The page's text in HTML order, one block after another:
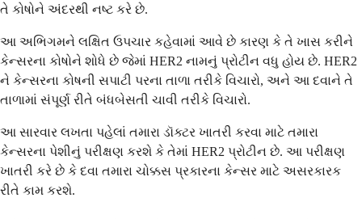
તે કોષોને અંદરથી નષ્ટ કરે છે.
આ અભિગમને લક્ષિત ઉપચાર કહેવામાં આવે છે કારણ કે તે ખાસ કરીને
કેન્સરના કોષોને શોધે છે જેમાં HER2 નામનું પ્રોટીન વધુ હોય છે. HER2
ને કેન્સરના કોષની સપાટી પરના તાળા તરીકે વિચારો, અને આ દવાને તે
તાળામાં સંપૂર્ણ રીતે બંધબેસતી ચાવી તરીકે વિચારો.
આ સારવાર લખતા પહેલાં તમારા ડૉક્ટર ખાતરી કરવા માટે તમારા
કેન્સરના પેશીનું પરીક્ષણ કરશે કે તેમાં HER2 પ્રોટીન છે. આ પરીક્ષણ
ખાતરી કરે છે કે દવા તમારા ચોક્કસ પ્રકારના કેન્સર માટે અસરકારક
રીતે કામ કરશે.